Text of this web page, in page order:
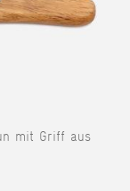
mit Griff aus